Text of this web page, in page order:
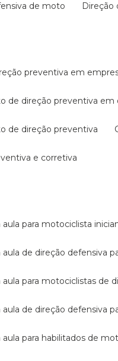
de moto
preventiva em
de direção preventiva em
de direção preventiva
e corretiva
aula para motociclista
aula de direção defensiva
aula para motociclistas de
aula de direção defensiva
aula para habilitados de